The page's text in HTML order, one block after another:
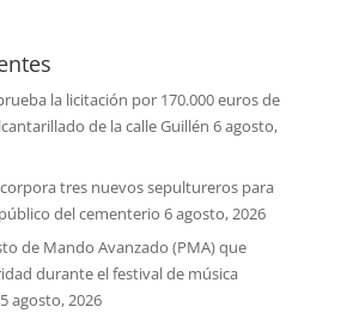
la licitación por 170.000 euros de
de la calle Guillén 6 agosto,
tres nuevos sepultureros para
del cementerio 6 agosto, 2026
de Mando Avanzado (PMA) que
durante el festival de música
5 agosto, 2026